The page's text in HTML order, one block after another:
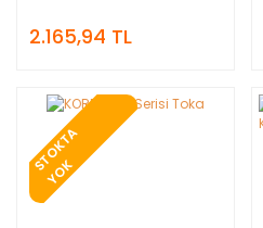
2.165,94 TL
S
T
O
K
T
A
Y
O
K